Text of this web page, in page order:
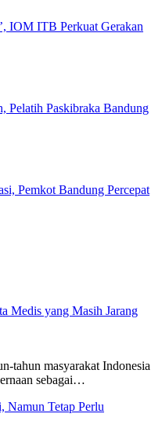
IOM ITB Perkuat Gerakan
Pelatih Paskibraka Bandung
Pemkot Bandung Percepat
Medis yang Masih Jarang
tahun masyarakat Indonesia
sebagai…
Namun Tetap Perlu